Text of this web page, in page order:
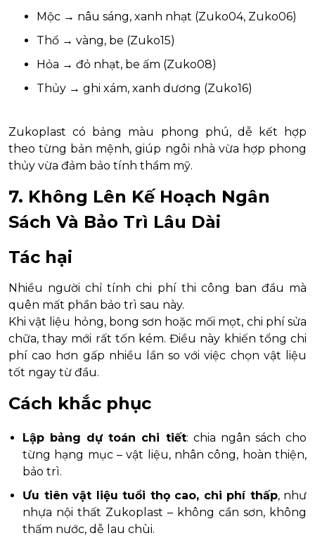
Mộc → nâu sáng, xanh nhạt (Zuko04, Zuko06)
Thổ → vàng, be (Zuko15)
Hỏa → đỏ nhạt, be ấm (Zuko08)
Thủy → ghi xám, xanh dương (Zuko16)
Zukoplast có bảng màu phong phú, dễ kết hợp
theo từng bản mệnh, giúp ngôi nhà vừa hợp phong
thủy vừa đảm bảo tính thẩm mỹ.
7. Không Lên Kế Hoạch Ngân
Sách Và Bảo Trì Lâu Dài
Tác hại
Nhiều người chỉ tính chi phí thi công ban đầu mà
quên mất phần bảo trì sau này.
Khi vật liệu hỏng, bong sơn hoặc mối mọt, chi phí sửa
chữa, thay mới rất tốn kém. Điều này khiến tổng chi
phí cao hơn gấp nhiều lần so với việc chọn vật liệu
tốt ngay từ đầu.
Cách khắc phục
Lập bảng dự toán chi tiết: chia ngân sách cho
từng hạng mục – vật liệu, nhân công, hoàn thiện,
bảo trì.
Ưu tiên vật liệu tuổi thọ cao, chi phí thấp, như
nhựa nội thất Zukoplast – không cần sơn, không
thấm nước, dễ lau chùi.